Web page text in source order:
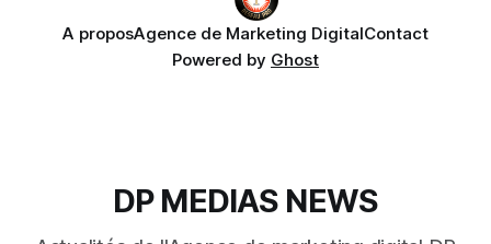
A proposAgence de Marketing DigitalContact
Powered by Ghost
DP MEDIAS NEWS